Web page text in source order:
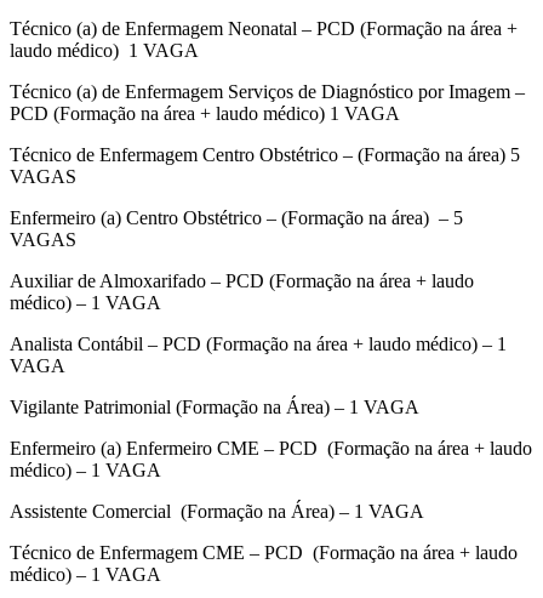
Técnico (a) de Enfermagem Neonatal – PCD (Formação na área +
laudo médico) 1 VAGA
Técnico (a) de Enfermagem Serviços de Diagnóstico por Imagem –
PCD (Formação na área + laudo médico) 1 VAGA
Técnico de Enfermagem Centro Obstétrico – (Formação na área) 5
VAGAS
Enfermeiro (a) Centro Obstétrico – (Formação na área) – 5
VAGAS
Auxiliar de Almoxarifado – PCD (Formação na área + laudo
médico) – 1 VAGA
Analista Contábil – PCD (Formação na área + laudo médico) – 1
VAGA
Vigilante Patrimonial (Formação na Área) – 1 VAGA
Enfermeiro (a) Enfermeiro CME – PCD (Formação na área + laudo
médico) – 1 VAGA
Assistente Comercial (Formação na Área) – 1 VAGA
Técnico de Enfermagem CME – PCD (Formação na área + laudo
médico) – 1 VAGA